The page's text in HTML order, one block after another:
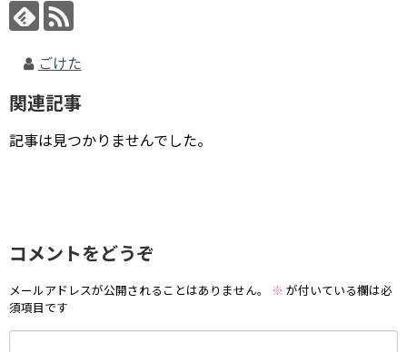
ごけた
関連記事
記事は見つかりませんでした。
コメントをどうぞ
メールアドレスが公開されることはありません。 ※ が付いている欄は必
須項目です